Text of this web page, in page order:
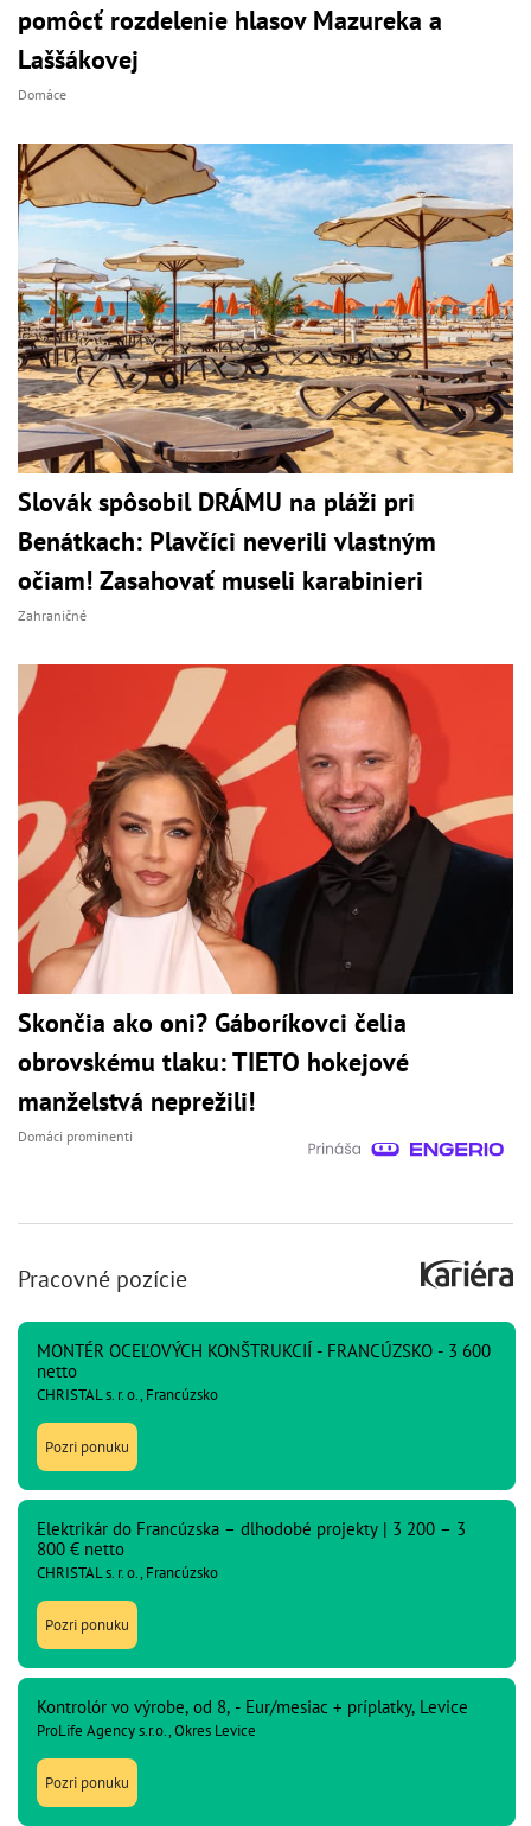
pomôcť rozdelenie hlasov Mazureka a
Laššákovej
Domáce
Slovák spôsobil DRÁMU na pláži pri
Benátkach: Plavčíci neverili vlastným
očiam! Zasahovať museli karabinieri
Zahraničné
Skončia ako oni? Gáboríkovci čelia
obrovskému tlaku: TIETO hokejové
manželstvá neprežili!
Domáci prominenti
Pracovné pozície
MONTÉR OCEĽOVÝCH KONŠTRUKCIÍ - FRANCÚZSKO - 3 600
netto
CHRISTAL s. r. o., Francúzsko
Pozri ponuku
Elektrikár do Francúzska – dlhodobé projekty | 3 200 – 3
800 € netto
CHRISTAL s. r. o., Francúzsko
Pozri ponuku
Kontrolór vo výrobe, od 8, - Eur/mesiac + príplatky, Levice
ProLife Agency s.r.o., Okres Levice
Pozri ponuku